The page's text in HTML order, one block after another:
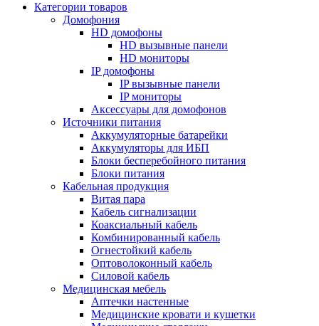
Категории товаров
Домофония
HD домофоны
HD вызывные панели
HD мониторы
IP домофоны
IP вызывные панели
IP мониторы
Аксессуары для домофонов
Источники питания
Аккумуляторные батарейки
Аккумуляторы для ИБП
Блоки бесперебойного питания
Блоки питания
Кабельная продукция
Витая пара
Кабель сигнализации
Коаксиальный кабель
Комбинированный кабель
Огнестойкий кабель
Оптоволоконный кабель
Силовой кабель
Медицинская мебель
Аптечки настенные
Медицинские кровати и кушетки